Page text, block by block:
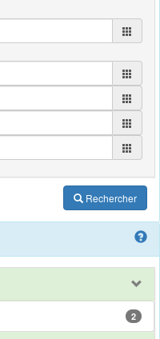
Rechercher
2